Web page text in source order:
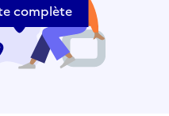
complète